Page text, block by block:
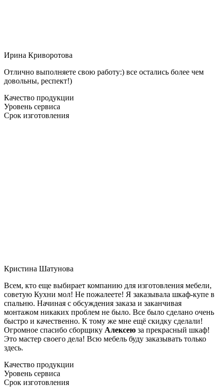
Ирина Криворотова
Отлично выполняете свою работу:) все остались более чем
довольны, респект!)
Качество продукции
Уровень сервиса
Срок изготовления
Кристина Шатунова
Всем, кто еще выбирает компанию для изготовления мебели,
советую Кухни мол! Не пожалеете! Я заказывала шкаф-купе в
спальню. Начиная с обсуждения заказа и заканчивая
монтажом никаких проблем не было. Все было сделано очень
быстро и качественно. К тому же мне ещё скидку сделали!
Огромное спасибо сборщику Алексею за прекрасный шкаф!
Это мастер своего дела! Всю мебель буду заказывать только
здесь.
Качество продукции
Уровень сервиса
Срок изготовления